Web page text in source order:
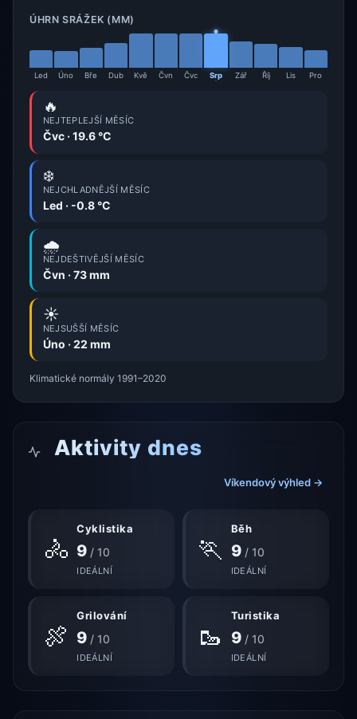
ÚHRN SRÁŽEK (MM)
Led Úno Bře Dub Kvě Čvn Čvc Srp Zář Říj Lis Pro
🔥
NEJTEPLEJŠÍ MĚSÍC
Čvc · 19.6 °C
❄️
NEJCHLADNĚJŠÍ MĚSÍC
Led · -0.8 °C
🌧️
NEJDEŠTIVĚJŠÍ MĚSÍC
Čvn · 73 mm
☀️
NEJSUŠŠÍ MĚSÍC
Úno · 22 mm
Klimatické normály 1991–2020
Aktivity dnes
Víkendový výhled →
🚴
Cyklistika
9 / 10
IDEÁLNÍ
🏃
Běh
9/ 10
IDEÁLNÍ
🍖
Grilování
9 / 10
IDEÁLNÍ
🥾
Turistika
9/ 10
IDEÁLNÍ